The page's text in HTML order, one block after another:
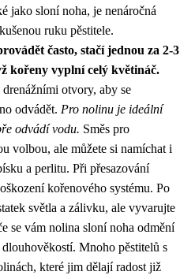
jako sloní noha, je nenáročná
ruku pěstitele.
často, stačí jednou za 2-3
kořeny vyplní celý květináč.
otvory, aby se
odvádět. Pro nolinu je ideální
odvádí vodu. Směs pro
volbou, ale můžete si namíchat i
a perlitu. Při přesazování
kořenového systému. Po
světla a zálivku, ale vyvarujte
se vám nolina sloní noha odmění
Mnoho pěstitelů s
které jim dělají radost již